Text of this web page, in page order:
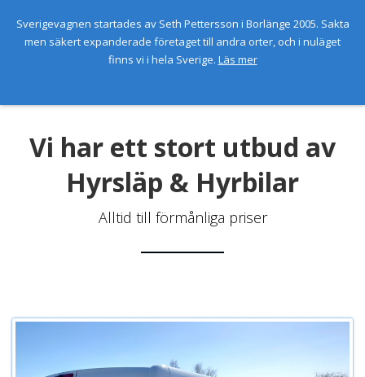
Sverigevagnen startades av Seth Pettersson i Borlänge 2005. Sakta
men säkert expanderade företaget till andra orter, och i nuläget
finns vi i hela Sverige. Läs mer
Vi har ett stort utbud av
Hyrsläp & Hyrbilar
Alltid till förmånliga priser